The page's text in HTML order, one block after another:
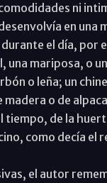
ni
en
el día, por
una mariposa, o
o leña; un
madera o de
tiempo, de la
como decía el
el autor